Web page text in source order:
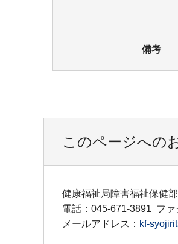
備考
このページへの
健康福祉局障害福祉保健
電話：045-671-3891 フ
メールアドレス： kf-